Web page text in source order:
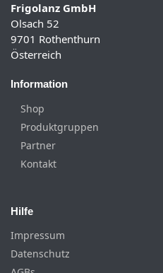
Frigolanz GmbH
Olsach 52
9701 Rothenthurn
Österreich
Information
Shop
Produktgruppen
Partner
Kontakt
Hilfe
Impressum
Datenschutz